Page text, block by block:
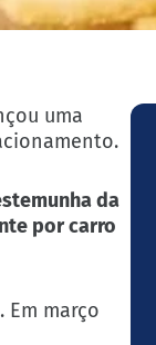
uma
da
por carro
março